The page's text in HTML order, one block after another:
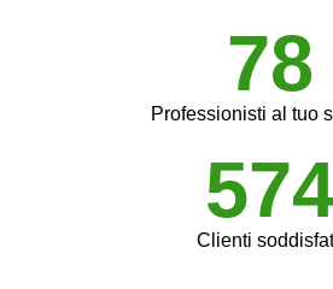
Professionisti al tuo
78
Clienti